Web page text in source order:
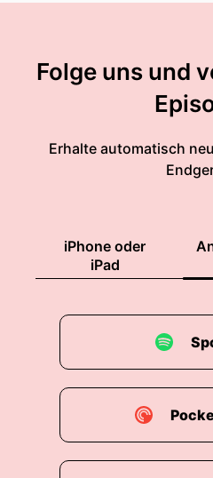
Folge uns und
Erhalte automatisch
iPhone oder
iPad